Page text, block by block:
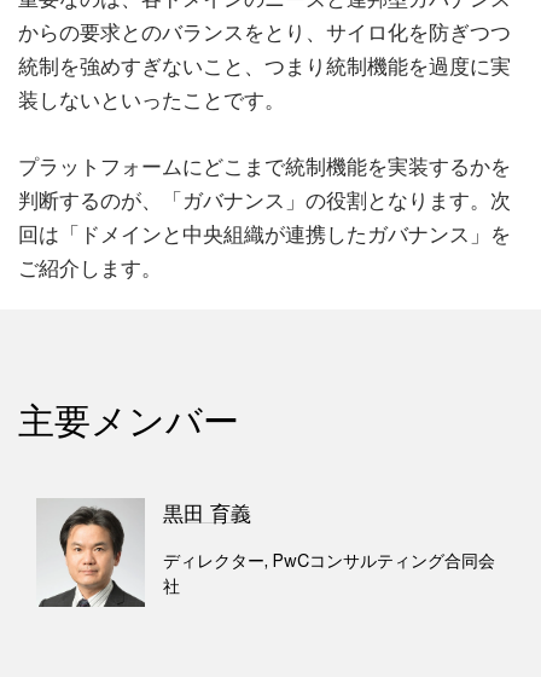
からの要求とのバランスをとり、サイロ化を防ぎつつ
統制を強めすぎないこと、つまり統制機能を過度に実
装しないといったことです。
プラットフォームにどこまで統制機能を実装するかを
判断するのが、「ガバナンス」の役割となります。次
回は「ドメインと中央組織が連携したガバナンス」を
ご紹介します。
主要メンバー
黒田 育義
ディレクター, PwCコンサルティング合同会
社